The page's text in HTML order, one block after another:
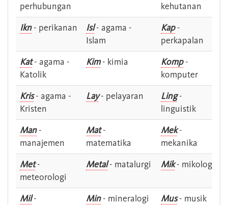
perhubungan
kehutanan
Ikn- perikanan Isl- agama -
Islam
Kap-
perkapalan
Kat- agama -
Katolik
Kim- kimia Komp-
komputer
Kris- agama -
Kristen
Lay- pelayaran Ling-
linguistik
Man-
manajemen
Mat-
matematika
Mek-
mekanika
Met-
meteorologi
Metal- matalurgi Mik- mikologi
Mil-
Min- mineralogi Mus- musik